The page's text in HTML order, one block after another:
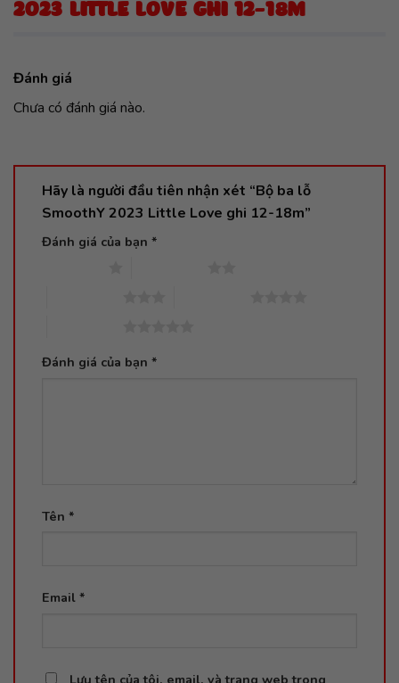
2023 LITTLE LOVE GHI 12-18M
Đánh giá
Chưa có đánh giá nào.
Hãy là người đầu tiên nhận xét “Bộ ba lỗ
SmoothY 2023 Little Love ghi 12-18m”
Đánh giá của bạn *
Đánh giá của bạn *
Tên *
Email *